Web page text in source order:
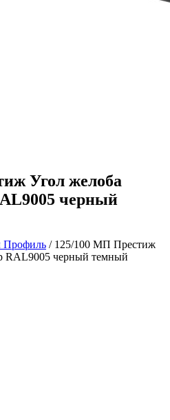
Угол желоба
черный
Профиль / 125/100 МП Престиж
RAL9005 черный темный